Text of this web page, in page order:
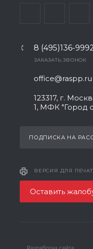
8 (495)136-
ЗАКАЗАТЬ ЗВОНОК
office@raspp.ru
123317, г.
1, МФК "Город
ПОДПИСКА НА
ВЕРСИЯ ДЛЯ
Оставить